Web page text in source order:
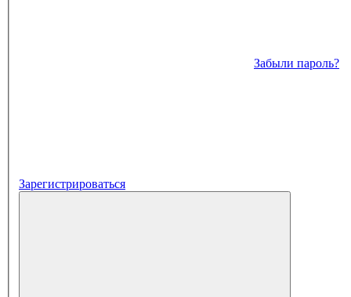
Забыли пароль?
Зарегистрироваться